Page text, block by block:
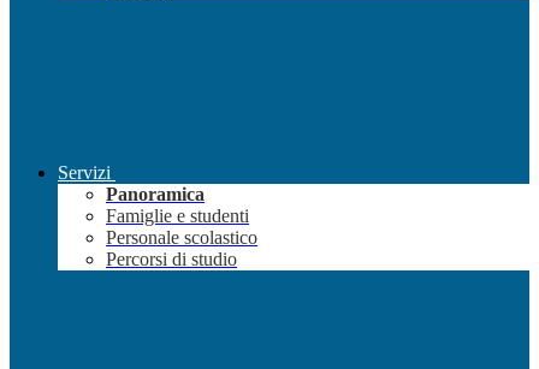
Servizi
Panoramica
Famiglie e studenti
Personale scolastico
Percorsi di studio